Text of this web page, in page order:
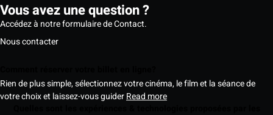
Vous avez une question ?
Accédez à notre formulaire de Contact.
Nous contacter
Rien de plus simple, sélectionnez votre cinéma, le film et la séance de
votre choix et laissez-vous guiderRead more